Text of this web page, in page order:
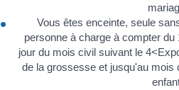
Vous êtes enceinte, seule
personne à charge à compter
jour du mois civil suivant le
de la grossesse et jusqu'au mois